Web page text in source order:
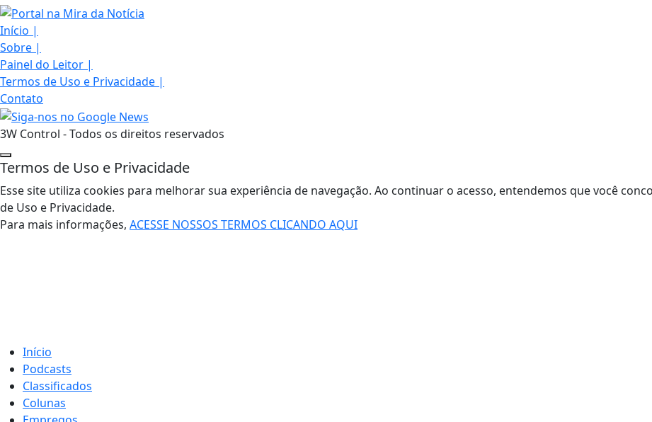
Início |
Sobre |
Painel do Leitor |
Termos de Uso e Privacidade |
Contato
3W Control - Todos os direitos reservados
Termos de Uso e Privacidade
Esse site utiliza cookies para melhorar sua experiência de navegação. Ao continuar o acesso, entendemos que você
de Uso e Privacidade.
Para mais informações, ACESSE NOSSOS TERMOS CLICANDO AQUI
Início
Podcasts
Classificados
Colunas